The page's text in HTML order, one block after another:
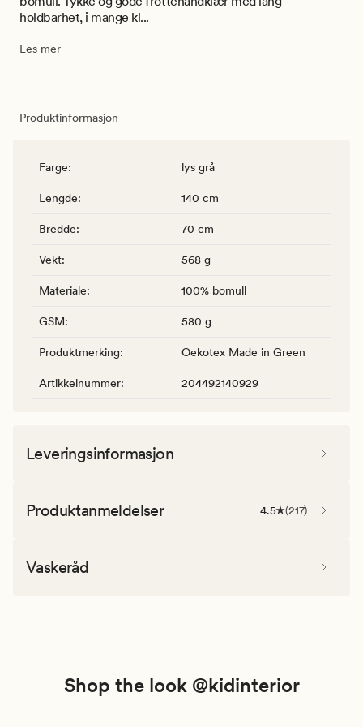
holdbarhet, i mange kl...
Les mer
Produktinformasjon
Farge: lys grå
Lengde: 140 cm
Bredde: 70 cm
Vekt: 568 g
Materiale: 100% bomull
GSM: 580 g
Produktmerking: Oekotex Made in Green
Artikkelnummer: 204492140929
Leveringsinformasjon
Produktanmeldelser 4.5 (217)
Vaskeråd
Shop the look @kidinterior